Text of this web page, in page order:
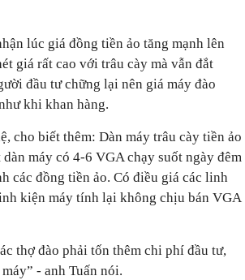
lúc giá đồng tiền ảo tăng mạnh lên
giá rất cao với trâu cày mà vẫn đắt
đầu tư chững lại nên giá máy đào
khi khan hàng.
cho biết thêm: Dàn máy trâu cày tiền ảo
máy có 4-6 VGA chạy suốt ngày đêm
các đồng tiền ảo. Có điều giá các linh
kiện máy tính lại không chịu bán VGA
thợ đào phải tốn thêm chi phí đầu tư,
- anh Tuấn nói.